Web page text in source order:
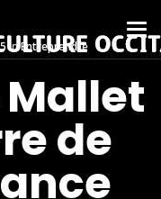
in Entreprendre
de